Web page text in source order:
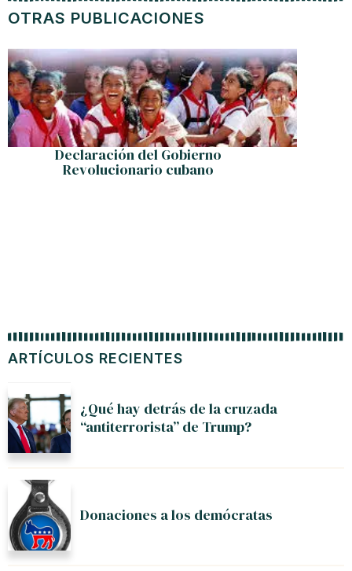
ARTÍCULOS RECIENTES
¿Qué hay detrás de la cruzada
“antiterrorista” de Trump?
Donaciones a los demócratas
OTRAS PUBLICACIONES
Declaración del Gobierno
Revolucionario cubano